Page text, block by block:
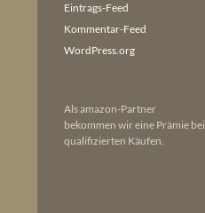
Eintrags-Feed
Kommentar-Feed
WordPress.org
Als amazon-Partner
bekommen wir eine Prämie bei
qualifizierten Käufen.